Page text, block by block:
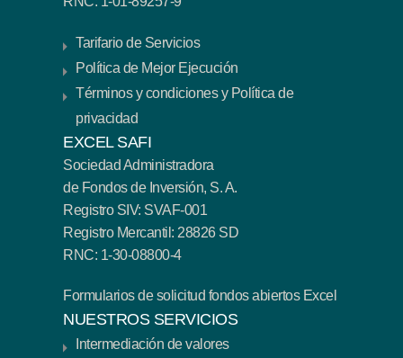
Tarifario de Servicios
Política de Mejor Ejecución
Términos y condiciones y Política de
privacidad
EXCEL SAFI
Sociedad Administradora
de Fondos de Inversión, S. A.
Registro SIV: SVAF-001
Registro Mercantil: 28826 SD
RNC: 1-30-08800-4
Formularios de solicitud fondos abiertos Excel
NUESTROS SERVICIOS
Intermediación de valores